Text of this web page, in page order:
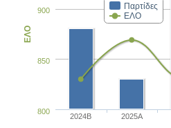
Παρτίδες
ΕΛΟ
2024B 2025A
800
850
900
ΕΛΟ